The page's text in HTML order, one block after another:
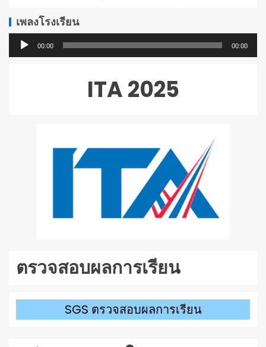
เพลงโรงเรียน
ตัว
00:00 00:00
ITA 2025
ตรวจสอบผลการเรียน
SGS ตรวจสอบผลการเรียน